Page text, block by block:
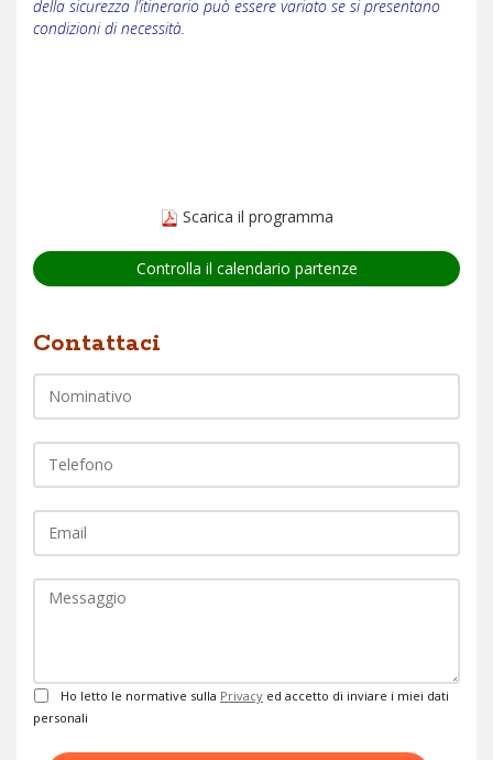
della sicurezza l’itinerario può essere variato se si presentano
condizioni di necessità.
Scarica il programma
Controlla il calendario partenze
Contattaci
Privacy
Ho letto le normative sulla Privacy ed accetto di inviare i miei dati
personali